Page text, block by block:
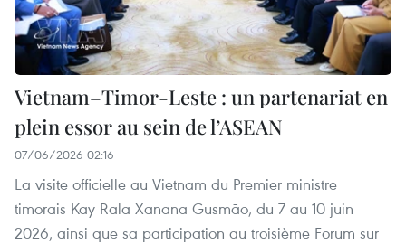
Vietnam–Timor-Leste : un partenariat en
plein essor au sein de l’ASEAN
07/06/2026 02:16
La visite officielle au Vietnam du Premier ministre
timorais Kay Rala Xanana Gusmão, du 7 au 10 juin
2026, ainsi que sa participation au troisième Forum sur